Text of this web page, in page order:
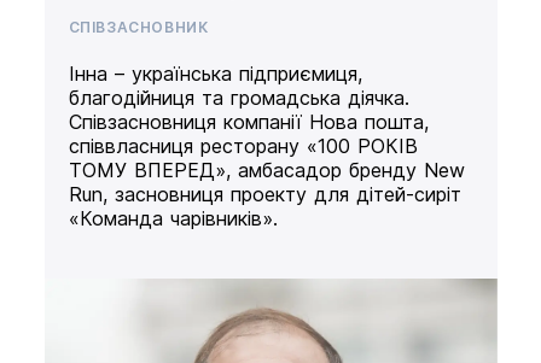
СПІВЗАСНОВНИК
Інна – українська підприємиця,
благодійниця та громадська діячка.
Співзасновниця компанії Нова пошта,
співвласниця ресторану «100 РОКІВ
ТОМУ ВПЕРЕД», амбасадор бренду New
Run, засновниця проекту для дітей-сиріт
«Команда чарівників».